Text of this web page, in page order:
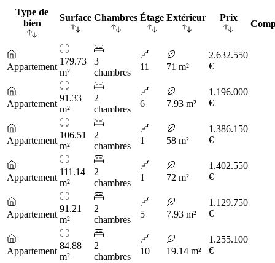
Type de
bien
Surface Chambres Étage Extérieur Prix
Appartement
179.73
m²
3
chambres
11 71 m²
2.632.550
€
Appartement
91.33
m²
2
chambres
6 7.93 m²
1.196.000
€
Appartement
106.51
m²
2
chambres
1 58 m²
1.386.150
€
Appartement
111.14
m²
2
chambres
1 72 m²
1.402.550
€
Appartement
91.21
m²
2
chambres
5 7.93 m²
1.129.750
€
Appartement
84.88
m²
2
chambres
10 19.14 m²
1.255.100
€